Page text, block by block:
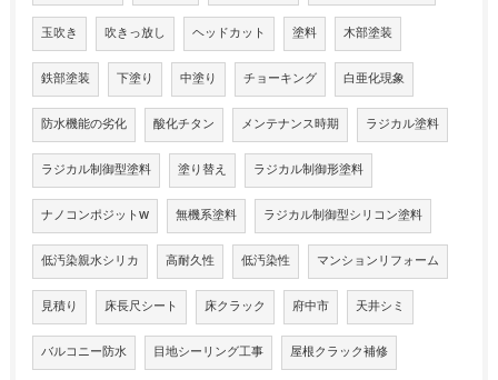
玉吹き 吹きっ放し ヘッドカット 塗料 木部塗装
鉄部塗装 下塗り 中塗り チョーキング 白亜化現象
防水機能の劣化 酸化チタン メンテナンス時期 ラジカル塗料
ラジカル制御型塗料 塗り替え ラジカル制御形塗料
ナノコンポジットW 無機系塗料 ラジカル制御型シリコン塗料
低汚染親水シリカ 高耐久性 低汚染性 マンションリフォーム
見積り 床長尺シート 床クラック 府中市 天井シミ
バルコニー防水 目地シーリング工事 屋根クラック補修